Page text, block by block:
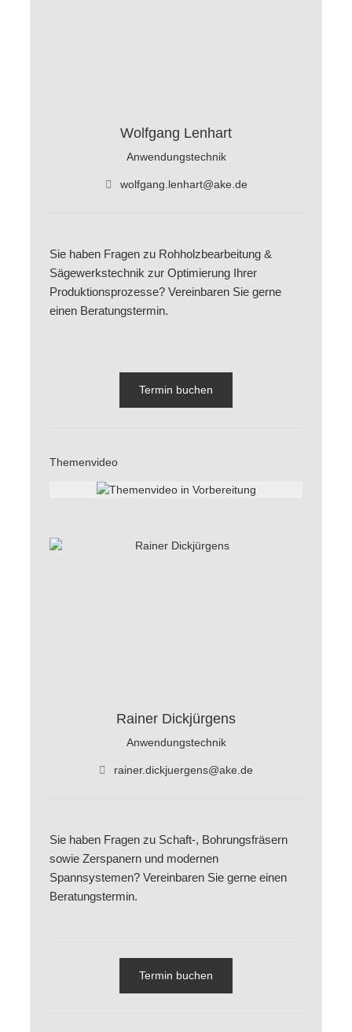
Wolfgang Lenhart
Anwendungstechnik
wolfgang.lenhart@ake.de
Sie haben Fragen zu Rohholzbearbeitung &
Sägewerkstechnik zur Optimierung Ihrer
Produktionsprozesse? Vereinbaren Sie gerne
einen Beratungstermin.
Termin buchen
Themenvideo
Rainer Dickjürgens
Anwendungstechnik
rainer.dickjuergens@ake.de
Sie haben Fragen zu Schaft-, Bohrungsfräsern
sowie Zerspanern und modernen
Spannsystemen? Vereinbaren Sie gerne einen
Beratungstermin.
Termin buchen